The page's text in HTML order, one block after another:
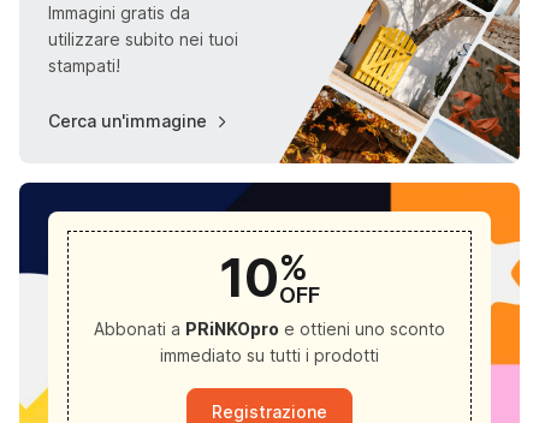
Immagini gratis da
utilizzare subito nei tuoi
stampati!
Cerca un'immagine
10%
OFF
Abbonati a PRiNKOpro e ottieni uno sconto
immediato su tutti i prodotti
Registrazione